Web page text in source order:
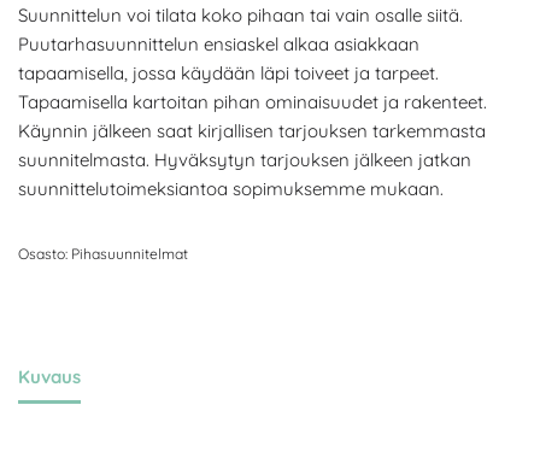
Suunnittelun voi tilata koko pihaan tai vain osalle siitä.
Puutarhasuunnittelun ensiaskel alkaa asiakkaan
tapaamisella, jossa käydään läpi toiveet ja tarpeet.
Tapaamisella kartoitan pihan ominaisuudet ja rakenteet.
Käynnin jälkeen saat kirjallisen tarjouksen tarkemmasta
suunnitelmasta. Hyväksytyn tarjouksen jälkeen jatkan
suunnittelutoimeksiantoa sopimuksemme mukaan.
Osasto: Pihasuunnitelmat
Kuvaus